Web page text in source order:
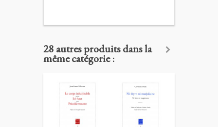
28 autres produits dans la
même catégorie :